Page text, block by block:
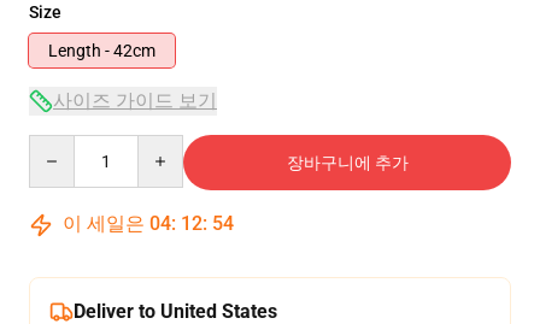
Size
Length - 42cm
사이즈 가이드 보기
장바구니에 추가
이 세일은 04: 12: 54
Deliver to United States